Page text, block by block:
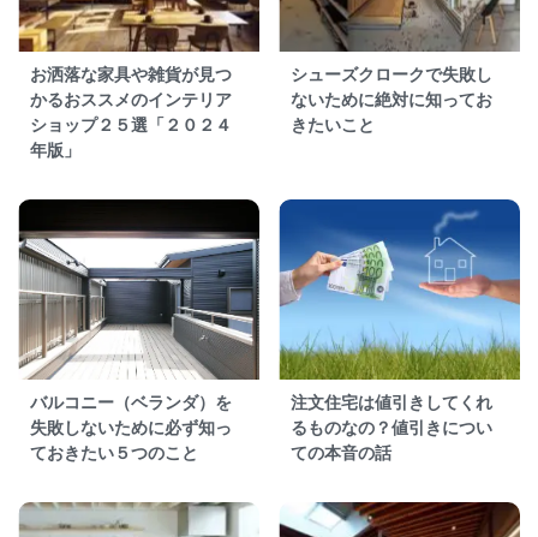
お洒落な家具や雑貨が見つ
かるおススメのインテリア
ショップ２５選「２０２４
年版」
シューズクロークで失敗し
ないために絶対に知ってお
きたいこと
バルコニー（ベランダ）を
失敗しないために必ず知っ
ておきたい５つのこと
注文住宅は値引きしてくれ
るものなの？値引きについ
ての本音の話